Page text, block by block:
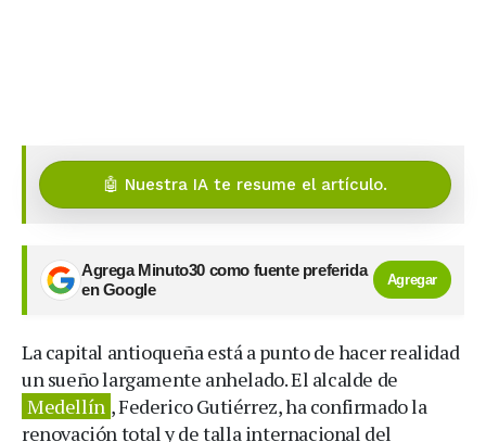
🤖 Nuestra IA te resume el artículo.
Agrega Minuto30 como fuente preferida
en Google
Agregar
La capital antioqueña está a punto de hacer realidad
un sueño largamente anhelado. El alcalde de
Medellín , Federico Gutiérrez, ha confirmado la
renovación total y de talla internacional del